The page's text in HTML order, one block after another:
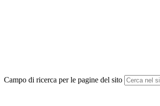
Campo di ricerca per le pagine del sito